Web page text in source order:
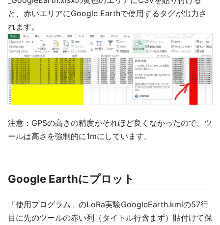
と、赤いエリアにGoogle Earthで使用するタグが出力さ
れます。
注意：GPSの高さの精度がそれほど良くなかったので、ツ
ールは高さを強制的に1mにしています。
Google Earthにプロット
「使用プログラム」のLoRa実験GoogleEarth.kmlの57行
目に先のツールの赤い列（タイトル行含まず）貼付けて保